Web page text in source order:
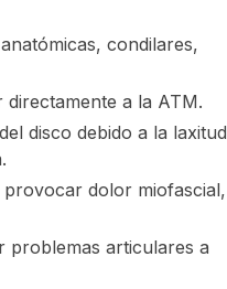
condilares,
a la ATM.
disco debido a la laxitud
provocar dolor miofascial,
problemas articulares a